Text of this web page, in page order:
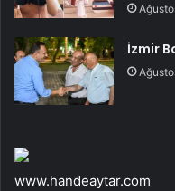
İzmir
www.handeaytar.com